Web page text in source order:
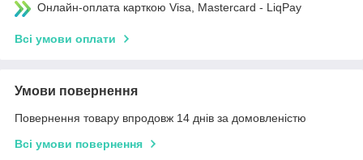
Онлайн-оплата карткою Visa, Mastercard - LiqPay
Всі умови оплати
Умови повернення
Повернення товару впродовж 14 днів за домовленістю
Всі умови повернення